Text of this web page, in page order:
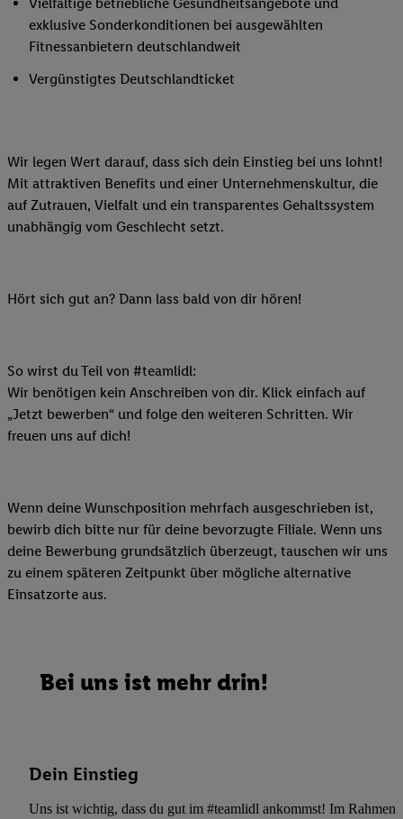
exklusive Sonderkonditionen bei ausgewählten
Fitnessanbietern deutschlandweit
Vergünstigtes Deutschlandticket
Wir legen Wert darauf, dass sich dein Einstieg bei uns lohnt!
Mit attraktiven Benefits und einer Unternehmenskultur, die
auf Zutrauen, Vielfalt und ein transparentes Gehaltssystem
unabhängig vom Geschlecht setzt.
Hört sich gut an? Dann lass bald von dir hören!
So wirst du Teil von #teamlidl:
Wir benötigen kein Anschreiben von dir. Klick einfach auf
„Jetzt bewerben“ und folge den weiteren Schritten. Wir
freuen uns auf dich!
Wenn deine Wunschposition mehrfach ausgeschrieben ist,
bewirb dich bitte nur für deine bevorzugte Filiale. Wenn uns
deine Bewerbung grundsätzlich überzeugt, tauschen wir uns
zu einem späteren Zeitpunkt über mögliche alternative
Einsatzorte aus.
Bei uns ist mehr drin!
Dein Einstieg
Uns ist wichtig, dass du gut im #teamlidl ankommst! Im Rahmen